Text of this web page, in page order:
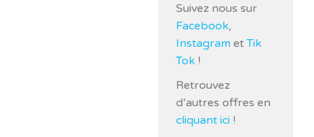
Suivez nous sur
Facebook,
Instagram etTik
Tok !
Retrouvez
d’autres offres en
cliquant ici !